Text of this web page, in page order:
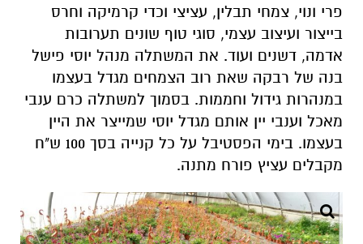
פרי ונוי, צמחי תבלין, עציצי וכדי קרמיקה וחרס
בייצור ועיצוב עצמי, סוגי טוף שונים תערובות
אדמה, דשנים ועוד. את המשתלה מנהל יוסי פישל
בנה של רבקה שאת רוב הצמחים מגדל בעצמו
במנהרות גידול וחממות. בסמוך למשתלה כרם ענבי
מאכל וענבי יין אותם מגדל יוסי שמייצר את היין
בעצמו.
בימי הפסטיבל על כל קנייה בסך 100 ש"ח
מקבלים עציץ פורח מתנה.